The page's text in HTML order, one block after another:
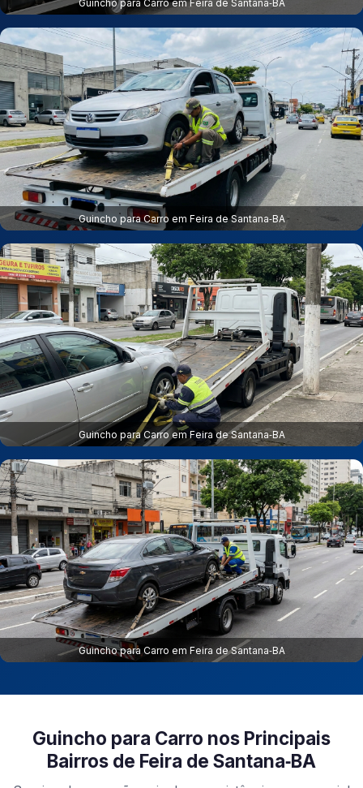
Guincho para Carro em Feira de Santana‑BA
Guincho para Carro em Feira de Santana‑BA
Guincho para Carro em Feira de Santana‑BA
Guincho para Carro em Feira de Santana‑BA
Guincho para Carro nos Principais
Bairros de Feira de Santana‑BA